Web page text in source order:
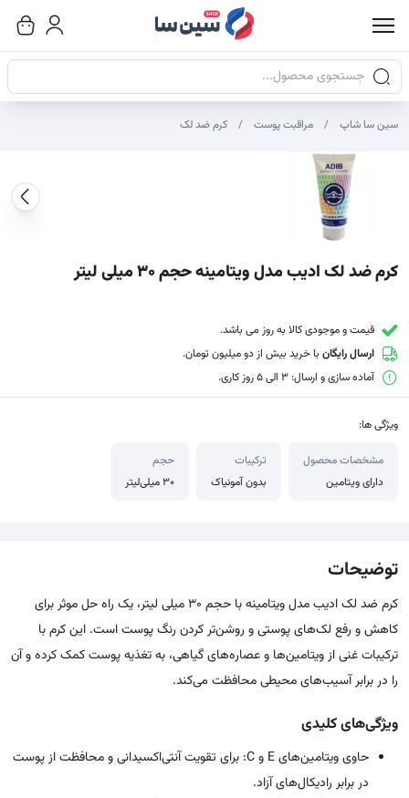
جستجوی محصولات
سین سا شاپ مراقبت پوست کرم ضد لک
کرم ضد لک ادیب مدل ویتامینه حجم 30 میلی لیتر
قیمت و موجودی کالا به روز می باشد.
ارسال رایگان با خرید بیش از دو میلیون تومان.
آماده سازی و ارسال: 3 الی 5 روز کاری.
ویژگی ها:
مشخصات محصول
دارای ویتامین
ترکیبات
بدون آمونیاک
حجم
30 میلی‌لیتر
تصاویر محصول
تصویر شاخص محصول
سایر تصاویر محصول - تصاویر بندانگشتی
توضیحات
کرم ضد لک ادیب مدل ویتامینه با حجم 30 میلی لیتر، یک راه حل موثر برای
کاهش و رفع لک‌های پوستی و روشن‌تر کردن رنگ پوست است. این کرم با
ترکیبات غنی از ویتامین‌ها و عصاره‌های گیاهی، به تغذیه پوست کمک کرده و آن
را در برابر آسیب‌های محیطی محافظت می‌کند.
ویژگی‌های کلیدی
حاوی ویتامین‌های E و C: برای تقویت آنتی‌اکسیدانی و محافظت از پوست
در برابر رادیکال‌های آزاد.